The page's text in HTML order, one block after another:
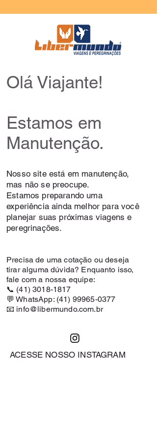
Olá Viajante!
Estamos em
Manutenção.
Nosso site está em manutenção,
mas não se preocupe.
Estamos preparando uma
experiência ainda melhor para você
planejar suas próximas viagens e
peregrinações.
Precisa de uma cotação ou deseja
tirar alguma dúvida? Enquanto isso,
fale com a nossa equipe:
📞 (41) 3018-1817
💬 WhatsApp: (41) 99965-0377
📧 info@libermundo.com.br
ACESSE NOSSO INSTAGRAM